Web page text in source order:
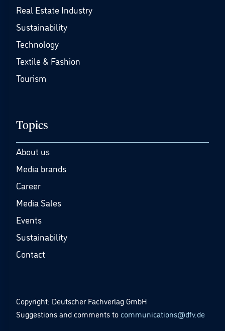
Real Estate Industry
Sustainability
Technology
Textile & Fashion
Tourism
Topics
About us
Media brands
Career
Media Sales
Events
Sustainability
Contact
Copyright: Deutscher Fachverlag GmbH
Suggestions and comments to communications@dfv.de